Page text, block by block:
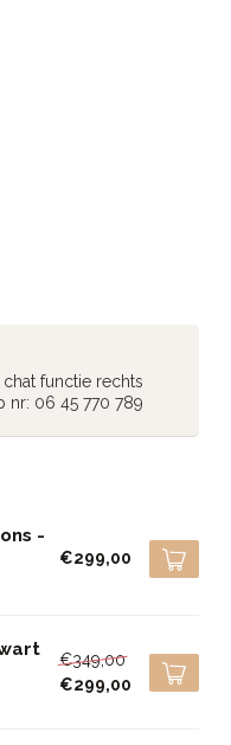
functie rechts
nr: 06 45 770 789
-
€299,00
€349,00
€299,00